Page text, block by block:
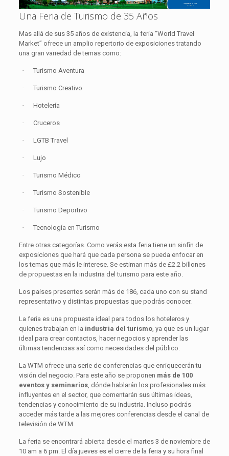
Una Feria de Turismo de 35 Años
Mas allá de sus 35 años de existencia, la feria “World Travel
Market” ofrece un amplio repertorio de exposiciones tratando
una gran variedad de temas como:
· Turismo Aventura
· Turismo Creativo
· Hotelería
· Cruceros
· LGTB Travel
· Lujo
· Turismo Médico
· Turismo Sostenible
· Turismo Deportivo
· Tecnología en Turismo
Entre otras categorías. Como verás esta feria tiene un sinfín de
exposiciones que hará que cada persona se pueda enfocar en
los temas que más le interese. Se estiman más de £2.2 billones
de propuestas en la industria del turismo para este año.
Los países presentes serán más de 186, cada uno con su stand
representativo y distintas propuestas que podrás conocer.
La feria es una propuesta ideal para todos los hoteleros y
quienes trabajan en la industria del turismo, ya que es un lugar
ideal para crear contactos, hacer negocios y aprender las
últimas tendencias así como necesidades del público.
La WTM ofrece una serie de conferencias que enriquecerán tu
visión del negocio. Para este año se proponen más de 100
eventos y seminarios, dónde hablarán los profesionales más
influyentes en el sector, que comentarán sus últimas ideas,
tendencias y conocimiento de su industria. Incluso podrás
acceder más tarde a las mejores conferencias desde el canal de
televisión de WTM.
La feria se encontrará abierta desde el martes 3 de noviembre de
10 am a 6 pm. El día jueves es el cierre de la feria y su hora final